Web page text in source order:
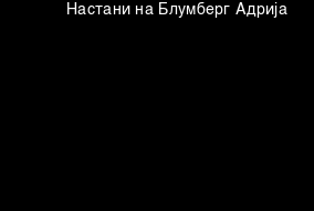
Настани на Блумберг Адрија